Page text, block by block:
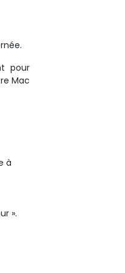
pour
Mac
à
».